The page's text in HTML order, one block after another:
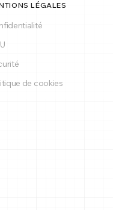
LÉGALES
de cookies